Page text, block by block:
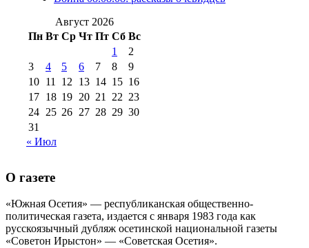
2017 г(9)
№99 4 августа
2016 г(12) №99 8 июля 2014 г
августа 2012 г(11)
августа 2013 г
(12)
Август 2026
Пн Вт Ср Чт Пт Сб Вс
1
2
3
4 5 6 7 8
9
10 11 12 13 14 15 16
17 18 19 20 21 22 23
24 25 26 27 28 29 30
31
« Июл
О газете
«Южная Осетия» — республиканская общественно-
политическая газета, издается с января 1983 года как
русскоязычный дубляж осетинской национальной газеты
«Советон Ирыстон» — «Советская Осетия».